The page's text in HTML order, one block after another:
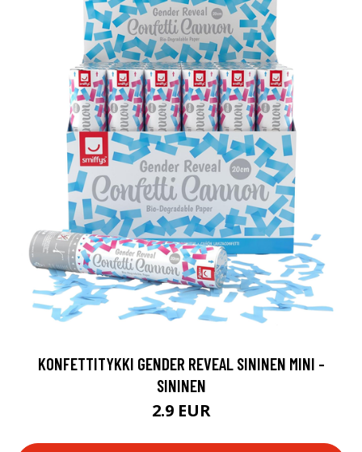
KONFETTITYKKI GENDER REVEAL SININEN MINI -
SININEN
2.9 EUR